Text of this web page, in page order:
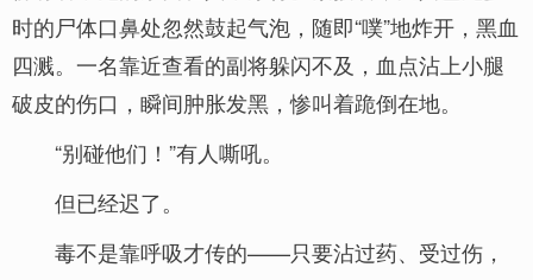
时的尸体口鼻处忽然鼓起气泡，随即“噗”地炸开，黑血
四溅。一名靠近查看的副将躲闪不及，血点沾上小腿
破皮的伤口，瞬间肿胀发黑，惨叫着跪倒在地。
“别碰他们！”有人嘶吼。
但已经迟了。
毒不是靠呼吸才传的——只要沾过药、受过伤，